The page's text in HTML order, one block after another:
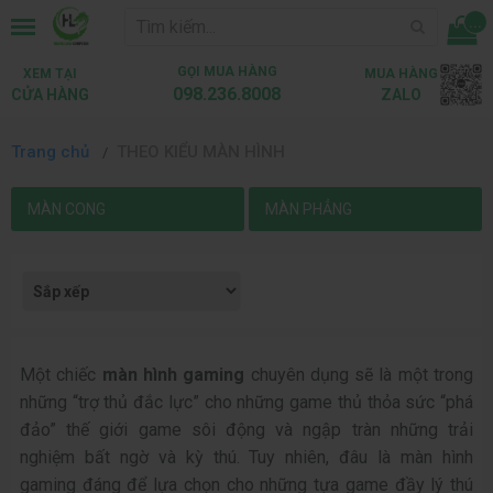
...
XEM TẠI
CỬA HÀNG
GỌI MUA HÀNG
098.236.8008
MUA HÀNG
ZALO
Trang chủ
MÀN CONG MÀN PHẲNG
Một chiếc màn hình gaming chuyên dụng sẽ là một trong
những “trợ thủ đắc lực” cho những game thủ thỏa sức “phá
đảo” thế giới game sôi động và ngập tràn những trải
nghiệm bất ngờ và kỳ thú. Tuy nhiên, đâu là màn hình
gaming đáng để lựa chọn cho những tựa game đầy lý thú